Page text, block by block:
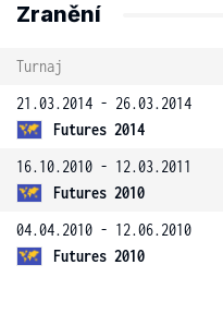
Zranění
Turnaj
21.03.2014 - 26.03.2014
Futures 2014
16.10.2010 - 12.03.2011
Futures 2010
04.04.2010 - 12.06.2010
Futures 2010